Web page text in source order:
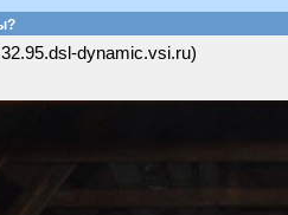
dynamic.vsi.ru)